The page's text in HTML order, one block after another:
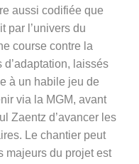
aussi codifiée que
par l’univers du
course contre la
laissés
à un habile jeu de
via la MGM, avant
Zaentz d’avancer les
Le chantier peut
majeurs du projet est